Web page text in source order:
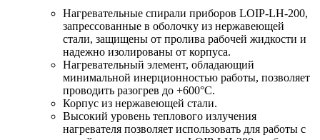
Нагревательные спирали приборов LOIP-LH-200,
запрессованные в оболочку из нержавеющей
стали, защищены от пролива рабочей жидкости и
надежно изолированы от корпуса.
Нагревательный элемент, обладающий
минимальной инерционностью работы, позволяет
проводить разогрев до +600°С.
Корпус из нержавеющей стали.
Высокий уровень теплового излучения
нагревателя позволяет использовать для работы с